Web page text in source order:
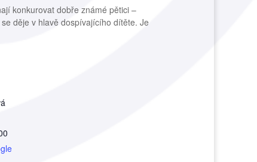
konkurovat dobře známé pětici –
děje v hlavě dospívajícího dítěte. Je